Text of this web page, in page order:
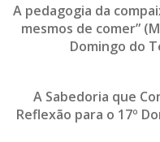
A pedagogia da
mesmos de comer”
Domingo do
A Sabedoria que
Reflexão para o 17º